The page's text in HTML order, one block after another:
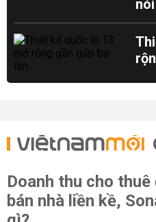
Doanh thu cho
bán nhà liền kề,